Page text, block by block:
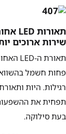
תאורות LED
שירות ארוכים
תאורת ה-LED
פחות חשמל
רגילות. היות
תפחית את
בעת סילוקה.